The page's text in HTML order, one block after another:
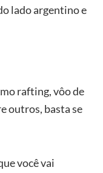
lado argentino e
rafting, vôo de
outros, basta se
você vai